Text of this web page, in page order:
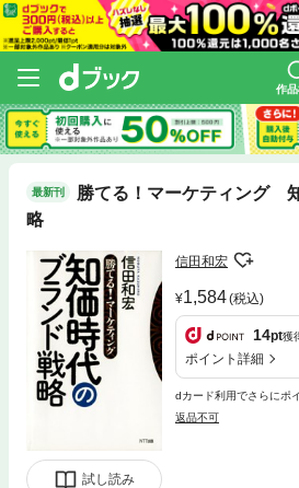
作
最新刊
勝てる！マーケティング
略
試し読み
信田和宏
1,584(税込)
14pt獲
ポイント詳細
dカード利用でさらにポ
返品不可